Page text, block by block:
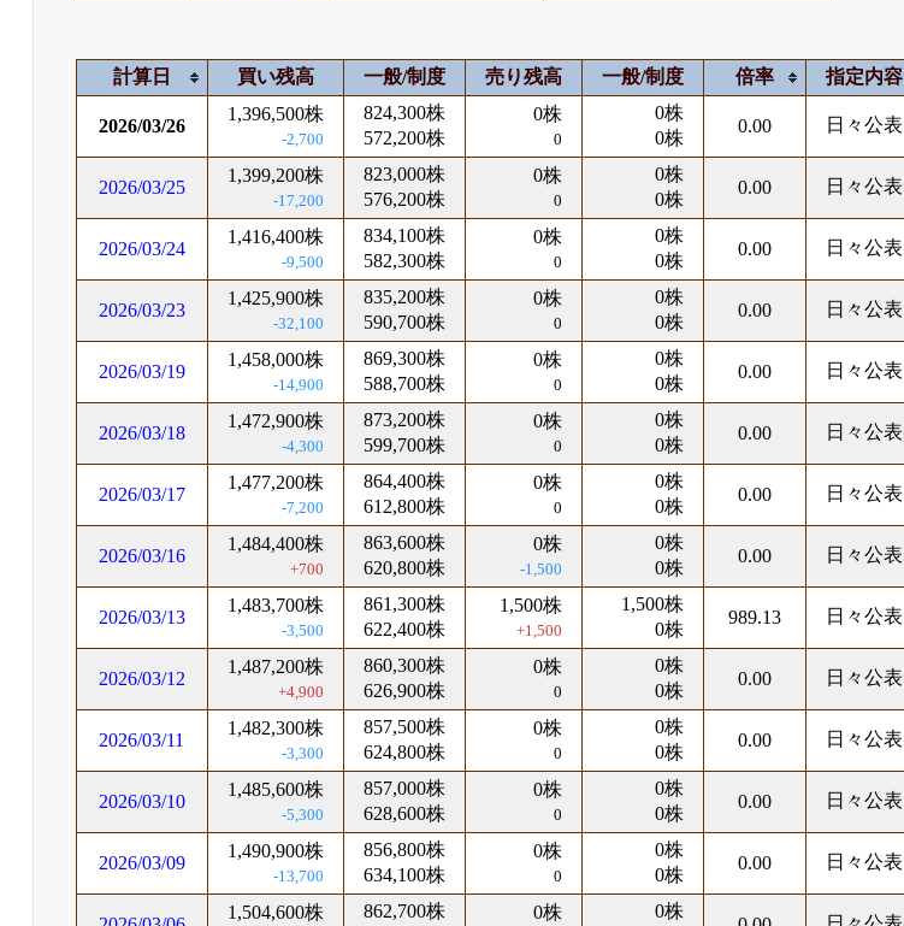
計算日 買い残高 一般/制度 売り残高 一般/制度 倍率 指定内容
2026/03/26
1,396,500株
-2,700
824,300株
572,200株
0株
0
0株
0株
0.00 日々公表
2026/03/25
1,399,200株
-17,200
823,000株
576,200株
0株
0
0株
0株
0.00 日々公表
2026/03/24
1,416,400株
-9,500
834,100株
582,300株
0株
0
0株
0株
0.00 日々公表
2026/03/23
1,425,900株
-32,100
835,200株
590,700株
0株
0
0株
0株
0.00 日々公表
2026/03/19
1,458,000株
-14,900
869,300株
588,700株
0株
0
0株
0株
0.00 日々公表
2026/03/18
1,472,900株
-4,300
873,200株
599,700株
0株
0
0株
0株
0.00 日々公表
2026/03/17
1,477,200株
-7,200
864,400株
612,800株
0株
0
0株
0株
0.00 日々公表
2026/03/16
1,484,400株
+700
863,600株
620,800株
0株
-1,500
0株
0株
0.00 日々公表
2026/03/13
1,483,700株
-3,500
861,300株
622,400株
1,500株
+1,500
1,500株
0株
989.13 日々公表
2026/03/12
1,487,200株
+4,900
860,300株
626,900株
0株
0
0株
0株
0.00 日々公表
2026/03/11
1,482,300株
-3,300
857,500株
624,800株
0株
0
0株
0株
0.00 日々公表
2026/03/10
1,485,600株
-5,300
857,000株
628,600株
0株
0
0株
0株
0.00 日々公表
2026/03/09
1,490,900株
-13,700
856,800株
634,100株
0株
0
0株
0株
0.00 日々公表
1,504,600株
862,700株
0株
0株